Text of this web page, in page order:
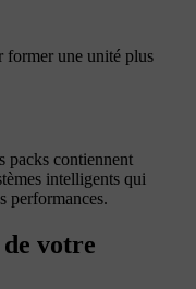
former une unité plus
packs contiennent
intelligents qui
performances.
votre